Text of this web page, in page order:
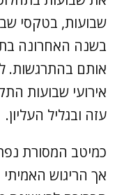
שבועות, בטקסי
בשנה האחרונה
אותם בהתרגשות.
אירועי שבועות
עזה ובגליל העליון.
כמיטב המסורת
אך הריגוש